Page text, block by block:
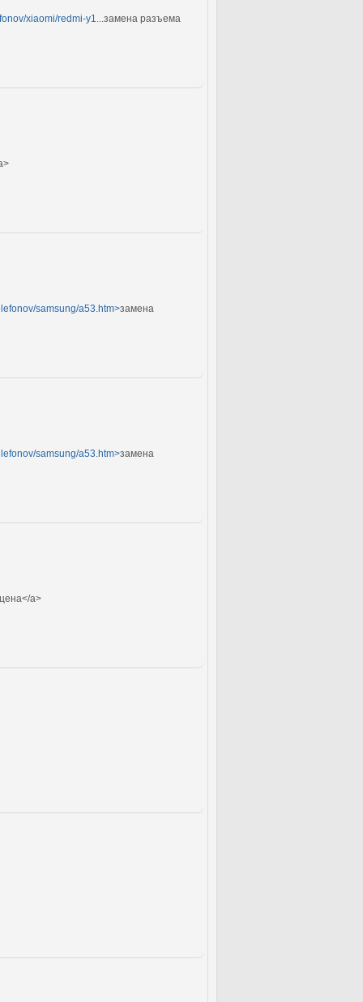
xiaomi/redmi-y1... замена разъема
samsung/a53.htm>замена
samsung/a53.htm>замена
a>